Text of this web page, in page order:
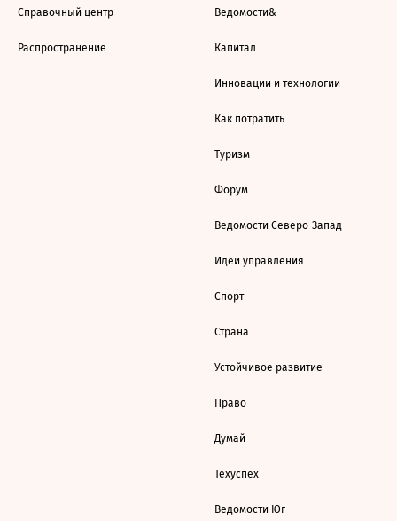
Справочный центр
Распространение
Ведомости&
Капитал
Инновации и технологии
Как потратить
Туризм
Форум
Ведомости Северо-Запад
Идеи управления
Спорт
Страна
Устойчивое развитие
Право
Думай
Техуспех
Ведомости Юг